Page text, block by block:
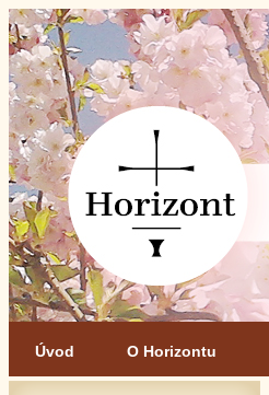
Úvod O Horizontu